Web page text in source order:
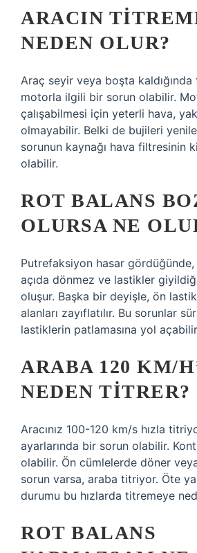
ARACIN
NEDEN OLUR?
Araç seyir veya boşta
motorla ilgili bir sorun olabilir.
çalışabilmesi için yeterli hava,
olmayabilir. Belki de bujileri
sorunun kaynağı hava filtresinin
olabilir.
ROT BALANS
OLURSA NE
Putrefaksiyon hasar gördüğünde,
açıda dönmez ve lastikler
oluşur. Başka bir deyişle, ön
alanları zayıflatılır. Bu sorunlar
lastiklerin patlamasına yol
ARABA 120 KM/
NEDEN TITRER?
Aracınız 100-120 km/s hızla
ayarlarında bir sorun olabilir.
olabilir. Ön cümlelerde döner
sorun varsa, araba titriyor. Öte
durumu bu hızlarda titremeye
ROT BALANS